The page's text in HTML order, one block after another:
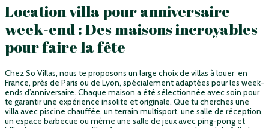
Location villa pour anniversaire
week-end : Des maisons incroyables
pour faire la fête
Chez So Villas, nous te proposons un large choix de villas à louer en
France, près de Paris ou de Lyon, spécialement adaptées pour les week-
ends d’anniversaire. Chaque maison a été sélectionnée avec soin pour
te garantir une expérience insolite et originale. Que tu cherches une
villa avec piscine chauffée, un terrain multisport, une salle de réception,
un espace barbecue ou même une salle de jeux avec ping-pong et